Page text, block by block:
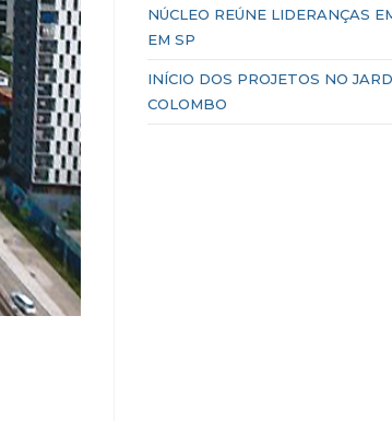
NÚCLEO REÚNE LIDERANÇAS
EM SP
INÍCIO DOS PROJETOS NO
COLOMBO